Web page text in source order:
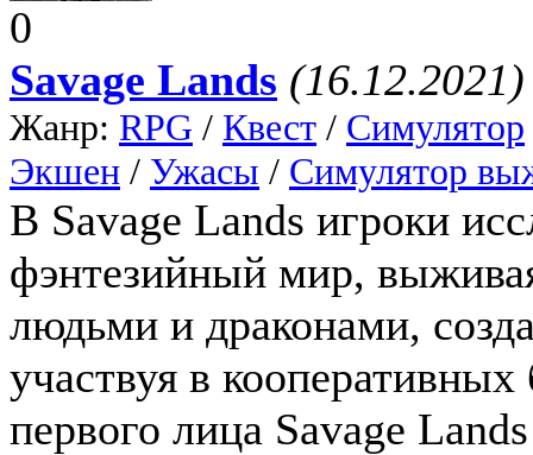
0
Savage Lands (16.12.2021)
Жанр: RPG / Квест / Симулятор
Экшен / Ужасы / Симулятор
В Savage Lands игроки
фэнтезийный мир,
людьми и драконами,
участвуя в
первого лица Savage